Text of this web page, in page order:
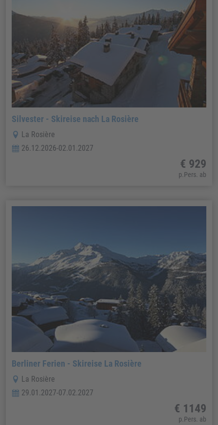
Silvester - Skireise nach La Rosière
La Rosière
26.12.2026-02.01.2027
€ 929
p.Pers. ab
Berliner Ferien - Skireise La Rosière
La Rosière
29.01.2027-07.02.2027
€ 1149
p.Pers. ab